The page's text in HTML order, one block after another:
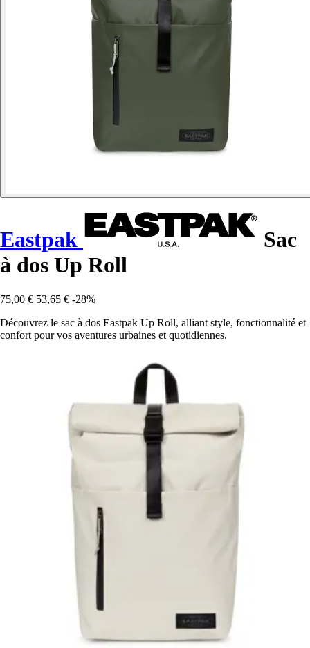
Eastpak
Sac
à dos Up Roll
75,00 € 53,65 € -28%
Découvrez le sac à dos Eastpak Up Roll, alliant style, fonctionnalité et
confort pour vos aventures urbaines et quotidiennes.